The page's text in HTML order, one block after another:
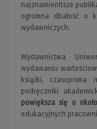
najznamienitsze
ogromna dbałość o
wydawniczych.
Wydawnictwa
wydawaniu
książki, czasopisma
podręczniki
powiększa się o
edukacyjnych